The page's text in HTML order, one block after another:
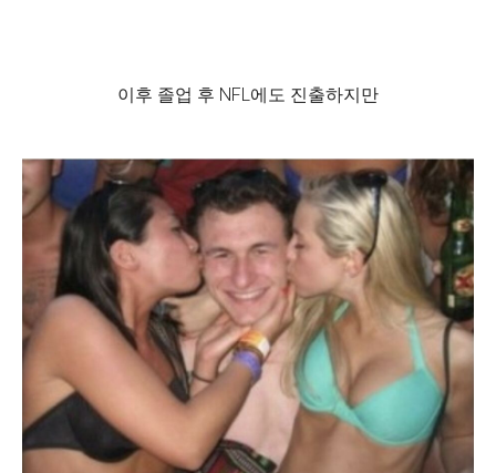
이후 졸업 후 NFL에도 진출하지만